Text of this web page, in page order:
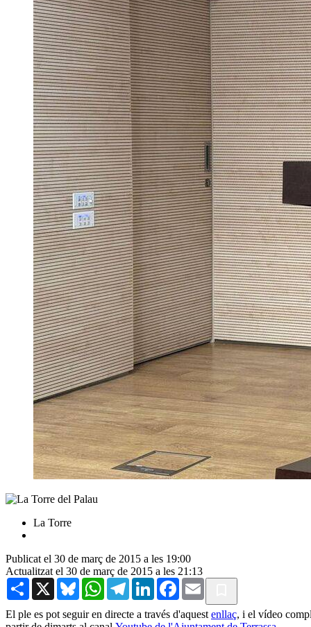
La Torre
Publicat el 30 de març de 2015 a les 19:00
Actualitzat el 30 de març de 2015 a les 21:13
Share X BlueskyWhatsAppTelegramLinkedInFacebook
Email
El ple es pot seguir en directe a través d'aquest enllaç, i el vídeo